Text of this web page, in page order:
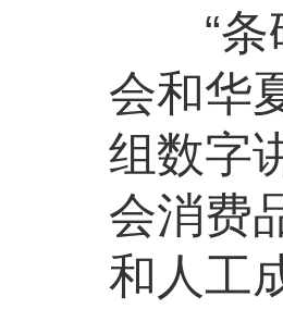
“条码
会和华
组数字
会消费
和人工